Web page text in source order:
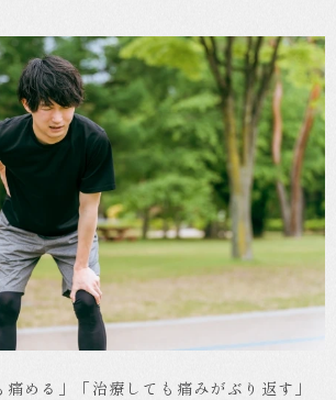
痛める」「治療しても痛みがぶり返す」